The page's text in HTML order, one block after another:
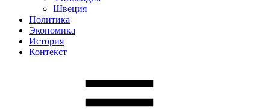
Швеция
Политика
Экономика
История
Контекст